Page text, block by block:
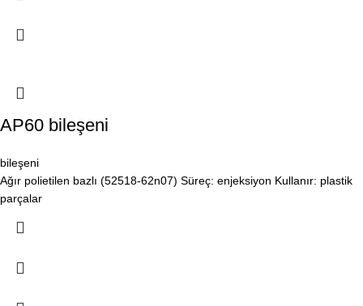
AP60 bileşeni
bileşeni
Ağır polietilen bazlı (52518-62n07) Süreç: enjeksiyon Kullanır: plastik
parçalar